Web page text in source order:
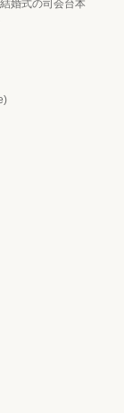
婚式の司会台本